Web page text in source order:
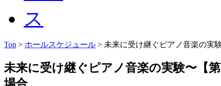
Top > ホールスケジュール > 未来に受け継ぐピアノ音楽の実
未来に受け継ぐピアノ音楽の実験〜【
場合